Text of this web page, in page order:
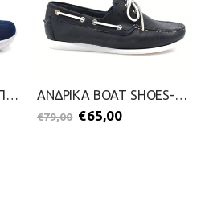
ΓΥΝΑΙΚΕΙΑ ΑΘΛΗΤΙΚΑ ΠΑΠΟΥΤΣΙΑ-CANGURO-2311-0249-ΜΠΛΕ ΑΝΔΡΙΚΑ BOAT SHOES-CANGURO-2299-0246-ΜΠΛΕ
€79,00 €65,00